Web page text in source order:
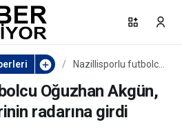
Nazillisporlu futbolcu
Süper Lig ekiplerinin
radarına girdi
Oğuzhan Akgün,
radarına girdi
Paylaş